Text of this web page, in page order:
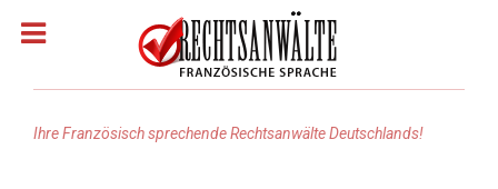
Ihre Französisch sprechende Rechtsanwälte Deutschlands!